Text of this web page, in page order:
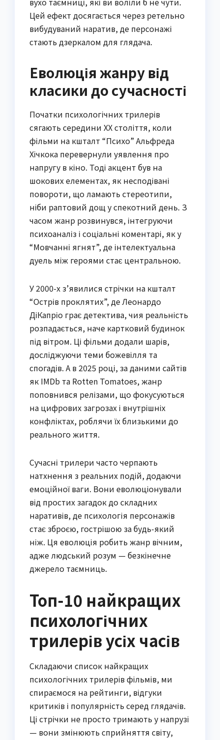
Цей ефект досягається через ретельно
вибудуваний наратив, де персонажі
стають дзеркалом для глядача.
Еволюція жанру від
класики до сучасності
Початки психологічних трилерів
сягають середини XX століття, коли
фільми на кшталт “Психо” Альфреда
Хічкока перевернули уявлення про
напругу в кіно. Тоді акцент був на
шокових елементах, як несподівані
повороти, що ламають стереотипи,
ніби раптовий дощ у спекотний день. З
часом жанр розвинувся, інтегруючи
психоаналіз і соціальні коментарі, як у
“Мовчанні ягнят”, де інтелектуальна
дуель між героями стає центральною.
У 2000-х з’явилися стрічки на кшталт
“Острів проклятих”, де Леонардо
ДіКапріо грає детектива, чия реальність
розпадається, наче картковий будинок
під вітром. Ці фільми додали шарів,
досліджуючи теми божевілля та
спогадів. А в 2025 році, за даними сайтів
як IMDb та Rotten Tomatoes, жанр
поповнився релізами, що фокусуються
на цифрових загрозах і внутрішніх
конфліктах, роблячи їх близькими до
реального життя.
Сучасні трилери часто черпають
натхнення з реальних подій, додаючи
емоційної ваги. Вони еволюціонували
від простих загадок до складних
наративів, де психологія персонажів
стає зброєю, гострішою за будь-який
ніж. Ця еволюція робить жанр вічним,
адже людський розум — безкінечне
джерело таємниць.
Топ-10 найкращих
психологічних
трилерів усіх часів
Складаючи список найкращих
психологічних трилерів фільмів, ми
спираємося на рейтинги, відгуки
критиків і популярність серед глядачів.
Ці стрічки не просто тримають у напрузі
— вони змінюють сприйняття світу,